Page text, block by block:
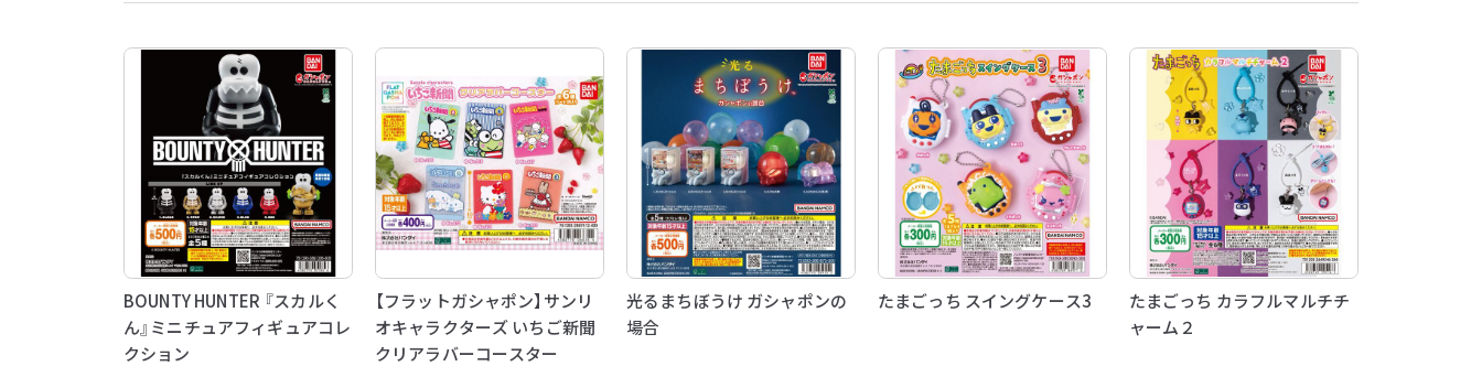
BOUNTY HUNTER 『スカルく
ん』ミニチュアフィギュアコレ
クション
【フラットガシャポン】サンリ
オキャラクターズ いちご新聞
クリアラバーコースター
光るまちぼうけ ガシャポンの
場合
たまごっち スイングケース3
たまごっち カラフルマルチチ
ャーム２